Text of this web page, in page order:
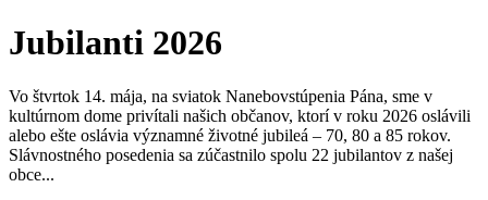
Jubilanti 2026
Vo štvrtok 14. mája, na sviatok Nanebovstúpenia Pána, sme v
kultúrnom dome privítali našich občanov, ktorí v roku 2026 oslávili
alebo ešte oslávia významné životné jubileá – 70, 80 a 85 rokov.
Slávnostného posedenia sa zúčastnilo spolu 22 jubilantov z našej
obce...